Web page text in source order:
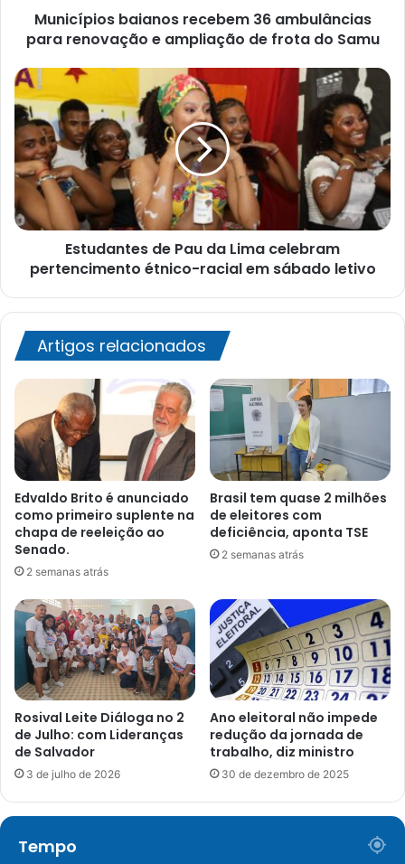
frota
Samu
Municípios baianos recebem 36 ambulâncias
para renovação e ampliação de frota do Samu
Estudantes
de
Pau
da
Lima
celebram
pertencimento
étnico-
racial
sábado
Estudantes de Pau da Lima celebram
pertencimento étnico-racial em sábado letivo
Artigos relacionados
Edvaldo Brito é anunciado
como primeiro suplente na
chapa de reeleição ao
Senado.
2 semanas atrás
Brasil tem quase 2 milhões
de eleitores com
deficiência, aponta TSE
2 semanas atrás
Rosival Leite Diáloga no 2
de Julho: com Lideranças
de Salvador
3 de julho de 2026
Ano eleitoral não impede
redução da jornada de
trabalho, diz ministro
30 de dezembro de 2025
Tempo